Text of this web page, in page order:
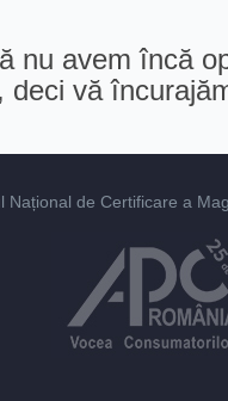
nu avem încă
vă
Național de Certificare a